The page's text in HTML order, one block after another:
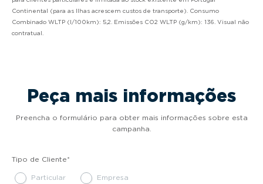
Continental (para as Ilhas acrescem custos de transporte). Consumo
Combinado WLTP (l/100km): 5,2. Emissões CO2 WLTP (g/km): 136. Visual não
contratual.
Peça mais informações
Preencha o formulário para obter mais informações sobre esta
campanha.
Tipo de Cliente*
Particular Empresa